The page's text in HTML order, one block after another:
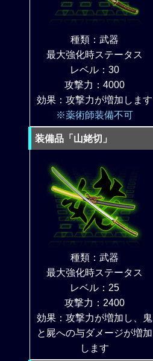
種類：武器
最大強化時ステータス
レベル：30
攻撃力：4000
効果：攻撃力が増加します
※薬術師装備不可
装備品「山姥切」
種類：武器
最大強化時ステータス
レベル：25
攻撃力：2400
効果：攻撃力が増加し、鬼
と屍への与ダメージが増加
します